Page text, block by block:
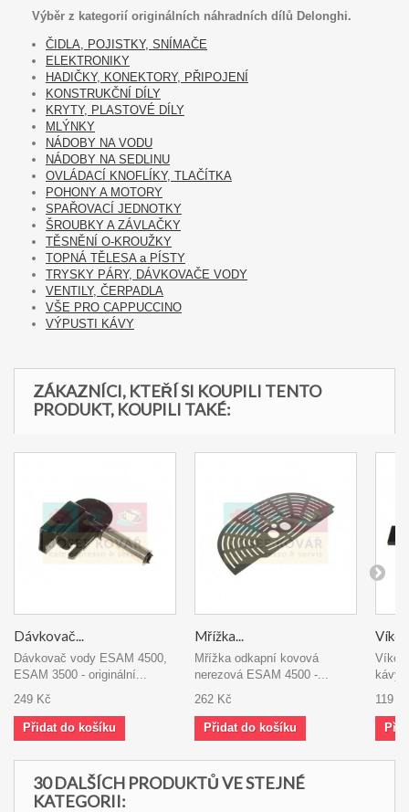
Výběr z kategorií originálních náhradních dílů Delonghi.
ČIDLA, POJISTKY, SNÍMAČE
ELEKTRONIKY
HADIČKY, KONEKTORY, PŘIPOJENÍ
KONSTRUKČNÍ DÍLY
KRYTY, PLASTOVÉ DÍLY
MLÝNKY
NÁDOBY NA VODU
NÁDOBY NA SEDLINU
OVLÁDACÍ KNOFLÍKY, TLAČÍTKA
POHONY A MOTORY
SPAŘOVACÍ JEDNOTKY
ŠROUBKY A ZÁVLAČKY
TĚSNĚNÍ O-KROUŽKY
TOPNÁ TĚLESA a PÍSTY
TRYSKY PÁRY, DÁVKOVAČE VODY
VENTILY, ČERPADLA
VŠE PRO CAPPUCCINO
VÝPUSTI KÁVY
ZÁKAZNÍCI, KTEŘÍ SI KOUPILI TENTO
PRODUKT, KOUPILI TAKÉ:
Dávkovač...
Dávkovač vody ESAM 4500,
ESAM 3500 - originální...
249 Kč
Přidat do košíku
Mřížka...
Mřížka odkapní kovová
nerezová ESAM 4500 -...
262 Kč
Přidat do košíku
Víko
kávy
119
30 DALŠÍCH PRODUKTŮ VE STEJNÉ
KATEGORII: